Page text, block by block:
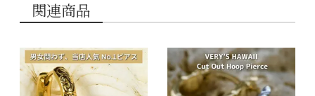
関連商品